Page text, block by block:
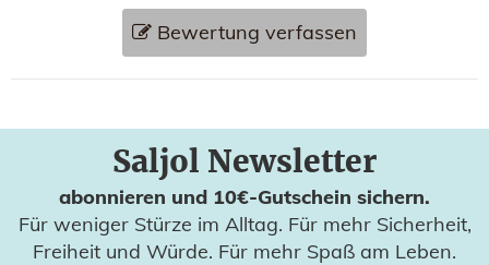
Bewertung verfassen
Saljol Newsletter
abonnieren und 10€-Gutschein sichern.
Für weniger Stürze im Alltag. Für mehr Sicherheit,
Freiheit und Würde. Für mehr Spaß am Leben.